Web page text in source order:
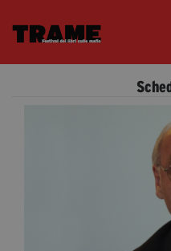
Trame.15
Media & Press